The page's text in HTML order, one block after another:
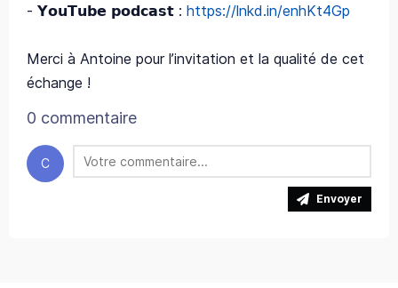
- 𝗬𝗼𝘂𝗧𝘂𝗯𝗲 𝗽𝗼𝗱𝗰𝗮𝘀𝘁 : https://lnkd.in/enhKt4Gp
Merci à Antoine pour l’invitation et la qualité de cet
échange !
0 commentaire
C
Envoyer